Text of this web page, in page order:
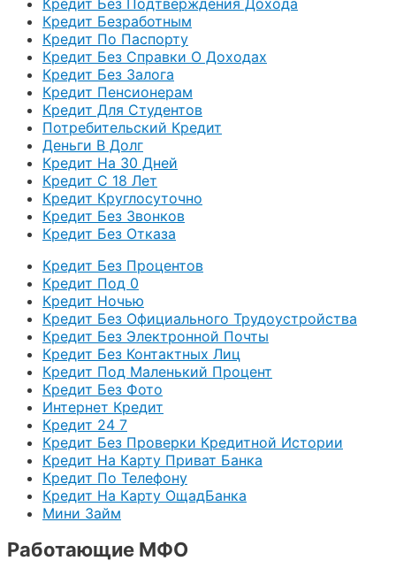
Кредит Безработным
Кредит По Паспорту
Кредит Без Справки О Доходах
Кредит Без Залога
Кредит Пенсионерам
Кредит Для Студентов
Потребительский Кредит
Деньги В Долг
Кредит На 30 Дней
Кредит С 18 Лет
Кредит Круглосуточно
Кредит Без Звонков
Кредит Без Отказа
Кредит Без Процентов
Кредит Под 0
Кредит Ночью
Кредит Без Официального Трудоустройства
Кредит Без Электронной Почты
Кредит Без Контактных Лиц
Кредит Под Маленький Процент
Кредит Без Фото
Интернет Кредит
Кредит 24 7
Кредит Без Проверки Кредитной Истории
Кредит На Карту Приват Банка
Кредит По Телефону
Кредит На Карту ОщадБанка
Мини Займ
Работающие МФО